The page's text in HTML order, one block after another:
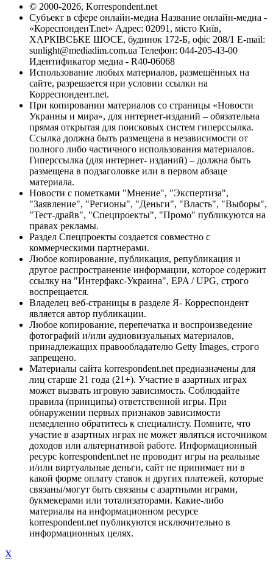
© 2000-2026, Korrespondent.net
Субъект в сфере онлайн-медиа Название онлайн-медиа -
«КореспонденТ.net» Адрес: 02091, місто Київ,
ХАРКІВСЬКЕ ШОСЕ, будинок 172-Б, офіс 208/1 E-mail:
sunlight@mediadim.com.ua Телефон: 044-205-43-00
Идентификатор медиа - R40-06068
Использование любых материалов, размещённых на
сайте, разрешается при условии ссылки на
Корреспондент.net.
При копировании материалов со страницы «Новости
Украины и мира», для интернет-изданий – обязательна
прямая открытая для поисковых систем гиперссылка.
Ссылка должна быть размещена в независимости от
полного либо частичного использования материалов.
Гиперссылка (для интернет- изданий) – должна быть
размещена в подзаголовке или в первом абзаце
материала.
Новости с пометками "Мнение", "Экспертиза",
"Заявление", "Регионы", "Деньги", "Власть", "Выборы",
"Тест-драйв", "Спецпроекты", "Промо" публикуются на
правах рекламы.
Раздел Спецпроекты создается совместно с
коммерческими партнерами.
Любое копирование, публикация, републикация и
другое распространение информации, которое содержит
ссылку на "Интерфакс-Украина", EPA / UPG, строго
воспрещается.
Владелец веб-страницы в разделе Я- Корреспондент
является автор публикации.
Любое копирование, перепечатка и воспроизведение
фотографий и/или аудиовизуальных материалов,
принадлежащих правообладателю Getty Images, строго
запрещено.
Материалы сайта korrespondent.net предназначены для
лиц старше 21 года (21+). Участие в азартных играх
может вызвать игровую зависимость. Соблюдайте
правила (принципы) ответственной игры. При
обнаружении первых признаков зависимости
немедленно обратитесь к специалисту. Помните, что
участие в азартных играх не может являться источником
доходов или альтернативой работе. Информационный
ресурс korrespondent.net не проводит игры на реальные
и/или виртуальные деньги, сайт не принимает ни в
какой форме оплату ставок и других платежей, которые
связаны/могут быть связаны с азартными играми,
букмекерами или тотализаторами. Какие-либо
материалы на информационном ресурсе
korrespondent.net публикуются исключительно в
информационных целях.
X